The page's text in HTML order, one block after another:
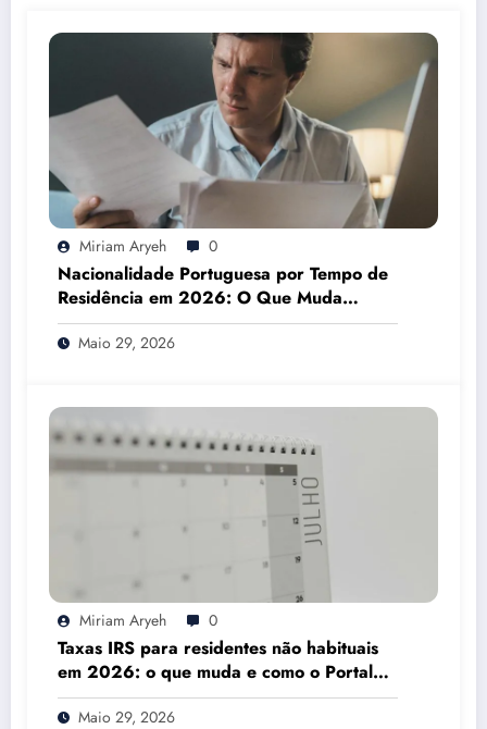
Miriam Aryeh 0
Nacionalidade Portuguesa por Tempo de
Residência em 2026: O Que Muda
Mesmo
Maio 29, 2026
Miriam Aryeh 0
Taxas IRS para residentes não habituais
em 2026: o que muda e como o Portal
das Finanças pode ajudar
Maio 29, 2026